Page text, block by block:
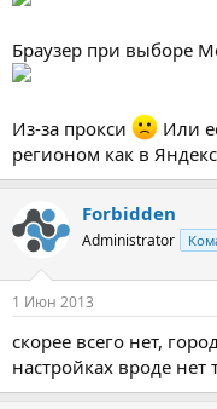
Браузер при выборе
Из-за прокси
Или
регионом как в
Forbidden
Administrator
1 Июн 2013
скорее всего нет,
настройках вроде нет